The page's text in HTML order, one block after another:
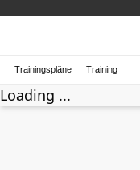
Trainingspläne Training
Loading ...